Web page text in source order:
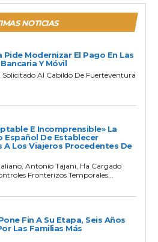
NOTICIAS
Modernizar El Pago En Las
Y Móvil
Al Cabildo De Fuerteventura
E Incomprensible» La
Español De Establecer
Los Viajeros Procedentes De
Antonio Tajani, Ha Cargado
Fronterizos Temporales...
Fin A Su Etapa, Seis Años
Las Familias Más